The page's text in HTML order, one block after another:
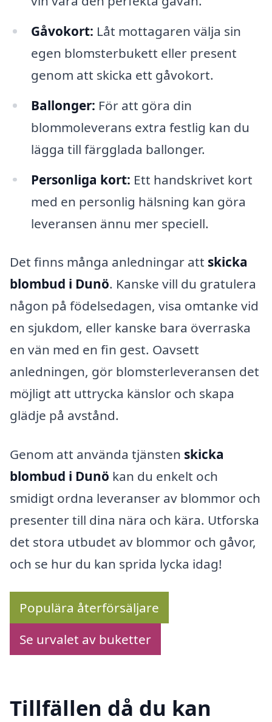
Gåvokort: Låt mottagaren välja sin
egen blomsterbukett eller present
genom att skicka ett gåvokort.
Ballonger: För att göra din
blommoleverans extra festlig kan du
lägga till färgglada ballonger.
Personliga kort: Ett handskrivet kort
med en personlig hälsning kan göra
leveransen ännu mer speciell.
Det finns många anledningar att skicka
blombud i Dunö. Kanske vill du gratulera
någon på födelsedagen, visa omtanke vid
en sjukdom, eller kanske bara överraska
en vän med en fin gest. Oavsett
anledningen, gör blomsterleveransen det
möjligt att uttrycka känslor och skapa
glädje på avstånd.
Genom att använda tjänsten skicka
blombud i Dunö kan du enkelt och
smidigt ordna leveranser av blommor och
presenter till dina nära och kära. Utforska
det stora utbudet av blommor och gåvor,
och se hur du kan sprida lycka idag!
Populära återförsäljare
Se urvalet av buketter
Tillfällen då du kan